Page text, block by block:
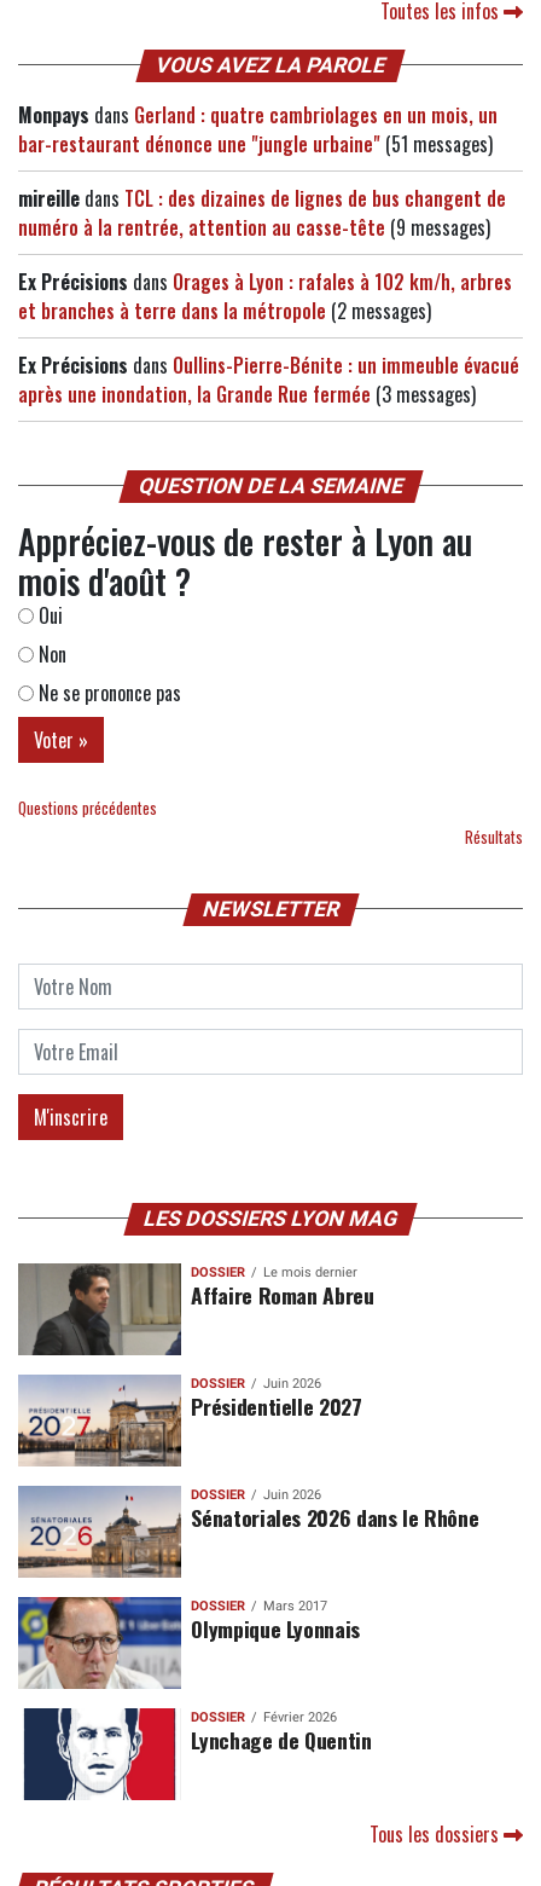
Toutes les infos
VOUS AVEZ LA PAROLE
Monpays dans Gerland : quatre cambriolages en un mois, un
bar-restaurant dénonce une "jungle urbaine" (51 messages)
mireille dans TCL : des dizaines de lignes de bus changent de
numéro à la rentrée, attention au casse-tête (9 messages)
Ex Précisions dans Orages à Lyon : rafales à 102 km/h, arbres
et branches à terre dans la métropole (2 messages)
Ex Précisions dans Oullins-Pierre-Bénite : un immeuble évacué
après une inondation, la Grande Rue fermée (3 messages)
QUESTION DE LA SEMAINE
Appréciez-vous de rester à Lyon au
mois d'août ?
Oui
Non
Ne se prononce pas
Questions précédentes
Résultats
NEWSLETTER
LES DOSSIERS LYON MAG
DOSSIER Le mois dernier
Affaire Roman Abreu
DOSSIER Juin 2026
Présidentielle 2027
DOSSIER Juin 2026
Sénatoriales 2026 dans le Rhône
DOSSIER Mars 2017
Olympique Lyonnais
DOSSIER Février 2026
Lynchage de Quentin
Tous les dossiers